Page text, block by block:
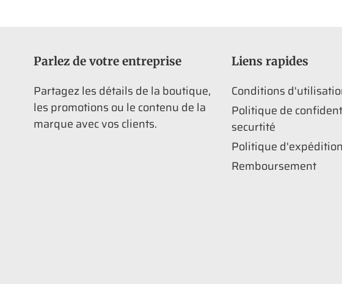
Parlez de votre entreprise
Partagez les détails de la boutique,
les promotions ou le contenu de la
marque avec vos clients.
Liens rapides
Conditions
Politique de
securtité
Politique d'expédition
Remboursement